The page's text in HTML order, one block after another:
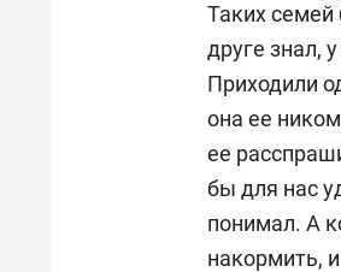
Таких
друге знал,
Приходили
она ее
ее
бы для нас
понимал. А
накормить,
Как ГК «МИР ГРУПП»
создают оазис
комфорта под